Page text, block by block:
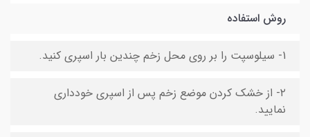
روش استفاده
1- سیلوسپت را بر روی محل زخم چندین بار اسپری کنید.
۲- از خشک کردن موضع زخم پس از اسپری خودداری
نمایید.